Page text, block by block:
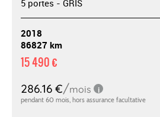
5 portes - GRIS
2018
86827 km
15 490 €